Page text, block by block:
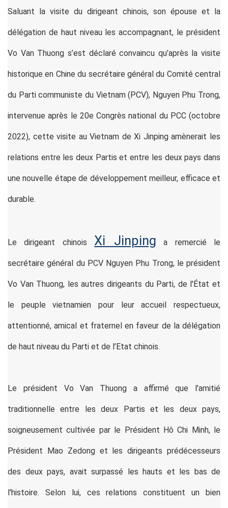
Saluant la visite du dirigeant chinois, son épouse et la
délégation de haut niveau les accompagnant, le président
Vo Van Thuong s’est déclaré convaincu qu’après la visite
historique en Chine du secrétaire général du Comité central
du Parti communiste du Vietnam (PCV), Nguyen Phu Trong,
intervenue après le 20e Congrès national du PCC (octobre
2022), cette visite au Vietnam de Xi Jinping amènerait les
relations entre les deux Partis et entre les deux pays dans
une nouvelle étape de développement meilleur, efficace et
durable.
Le dirigeant chinois Xi Jinping a remercié le
secrétaire général du PCV Nguyen Phu Trong, le président
Vo Van Thuong, les autres dirigeants du Parti, de l'État et
le peuple vietnamien pour leur accueil respectueux,
attentionné, amical et fraternel en faveur de la délégation
de haut niveau du Parti et de l’Etat chinois.
Le président Vo Van Thuong a affirmé que l'amitié
traditionnelle entre les deux Partis et les deux pays,
soigneusement cultivée par le Président Hô Chi Minh, le
Président Mao Zedong et les dirigeants prédécesseurs
des deux pays, avait surpassé les hauts et les bas de
l'histoire. Selon lui, ces relations constituent un bien